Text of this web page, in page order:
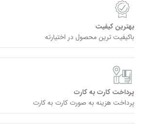
بهترین کیفیت
باکیفیت ترین محصول در اختیارته
پرداخت کارت به کارت
پرداخت هزینه به صورت کارت به کارت